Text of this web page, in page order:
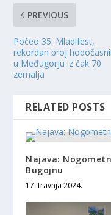
PREVIOUS
Počeo 35. Mladifest,
rekordan broj
u Međugorju iz čak 70
zemalja
RELATED POSTS
Najava:
Bugojnu
17. travnja 2024.